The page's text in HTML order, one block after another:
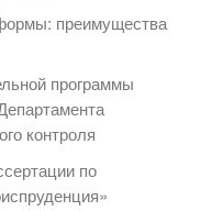
преимущества
программы
контроля
по